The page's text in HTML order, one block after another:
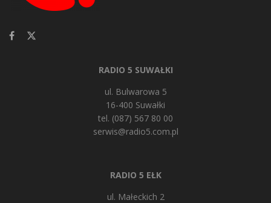
RADIO 5 SUWAŁKI
ul. Bulwarowa 5
16-400 Suwałki
tel. (087) 567 80 00
serwis@radio5.com.pl
RADIO 5 EŁK
ul. Małeckich 2